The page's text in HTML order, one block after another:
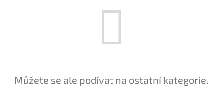
Můžete se ale podívat na ostatní kategorie.